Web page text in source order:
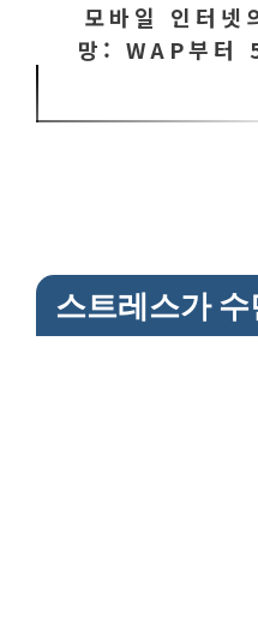
모바일 인터넷
망: WAP부터
스트레스가